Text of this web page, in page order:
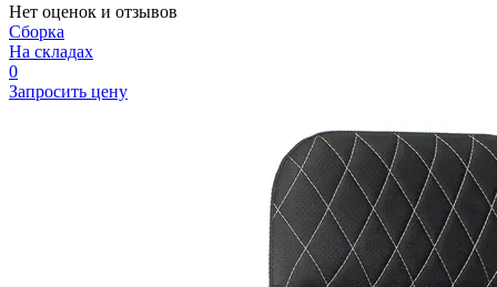
Нет оценок и отзывов
Сборка
На складах
0
Запросить цену